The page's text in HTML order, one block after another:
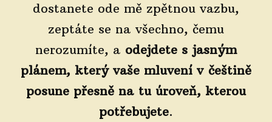
dostanete ode mě zpětnou vazbu,
zeptáte se na všechno, čemu
nerozumíte, a odejdete s jasným
plánem, který vaše mluvení v češtině
posune přesně na tu úroveň, kterou
potřebujete.